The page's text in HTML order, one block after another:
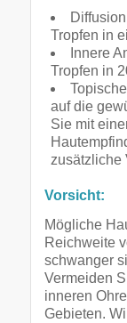
Tropfen in
Innere
Tropfen in
auf die
Sie mit
zusätzliche
Vorsicht:
Mögliche
Reichweite
schwanger
Vermeiden
inneren
Gebieten.